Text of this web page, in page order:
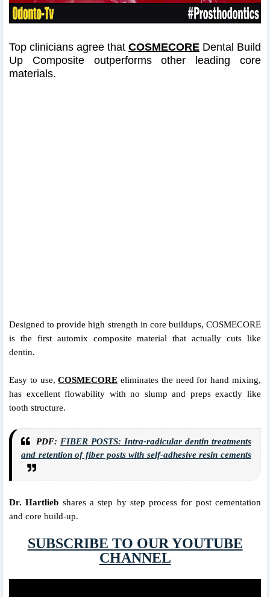
Top clinicians agree that COSMECORE Dental Build
Up Composite outperforms other leading core
materials.
Designed to provide high strength in core buildups, COSMECORE
is the first automix composite material that actually cuts like
dentin.
Easy to use,COSMECORE eliminates the need for hand mixing,
has excellent flowability with no slump and preps exactly like
tooth structure.
PDF: FIBER POSTS: Intra-radicular dentin treatments
and retention of fiber posts with self-adhesive resin cements
Dr. Hartlieb shares a step by step process for post cementation
and core build-up.
SUBSCRIBE TO OUR YOUTUBE
CHANNEL